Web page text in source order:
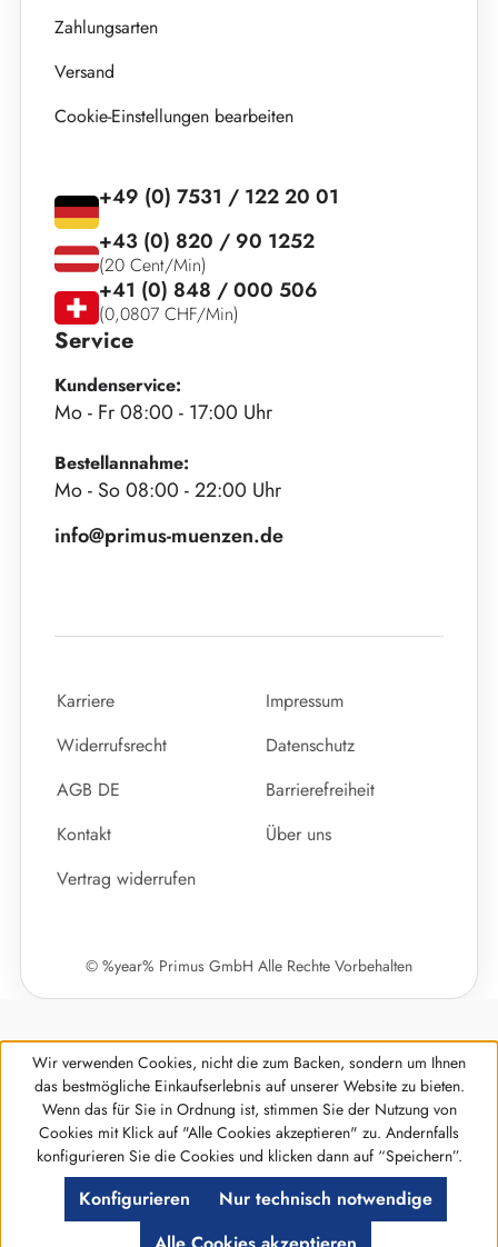
Zahlungsarten
Versand
Cookie-Einstellungen bearbeiten
Service
Kundenservice:
Mo - Fr 08:00 - 17:00 Uhr
Bestellannahme:
Mo - So 08:00 - 22:00 Uhr
info@primus-muenzen.de
+49 (0) 7531 / 122 20 01
+43 (0) 820 / 90 1252
(20 Cent/Min)
+41 (0) 848 / 000 506
(0,0807 CHF/Min)
Karriere
Impressum
Widerrufsrecht
Datenschutz
AGB DE
Barrierefreiheit
Kontakt
Über uns
Vertrag widerrufen
© %year% Primus GmbH Alle Rechte Vorbehalten
Werkzeugleiste anzeigen
Wir verwenden Cookies, nicht die zum Backen, sondern um Ihnen
das bestmögliche Einkaufserlebnis auf unserer Website zu bieten.
Wenn das für Sie in Ordnung ist, stimmen Sie der Nutzung von
Cookies mit Klick auf "Alle Cookies akzeptieren" zu. Andernfalls
konfigurieren Sie die Cookies und klicken dann auf “Speichern”.
Nur technisch notwendige
Konfigurieren